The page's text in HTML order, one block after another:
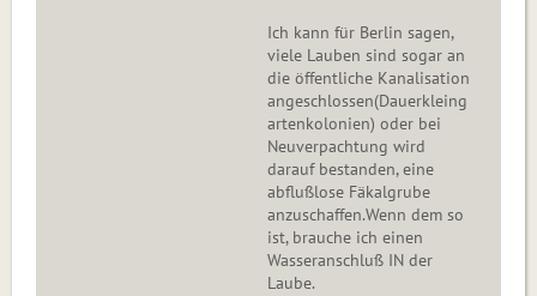
Ich kann für Berlin sagen,
viele Lauben sind sogar an
die öffentliche Kanalisation
angeschlossen(Dauerkleing
artenkolonien) oder bei
Neuverpachtung wird
darauf bestanden, eine
abflußlose Fäkalgrube
anzuschaffen.Wenn dem so
ist, brauche ich einen
Wasseranschluß IN der
Laube.